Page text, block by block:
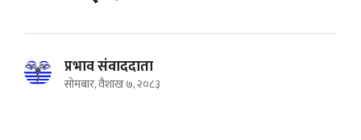
प्रभाव संवाददाता
सोमबार, वैशाख ७, २०८३